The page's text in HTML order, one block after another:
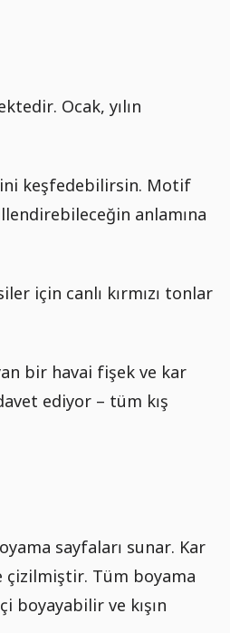
Ocak, yılın
keşfedebilirsin. Motif
anlamına
için canlı kırmızı tonlar
bir havai fişek ve kar
ediyor – tüm kış
sayfaları sunar. Kar
çizilmiştir. Tüm boyama
boyayabilir ve kışın